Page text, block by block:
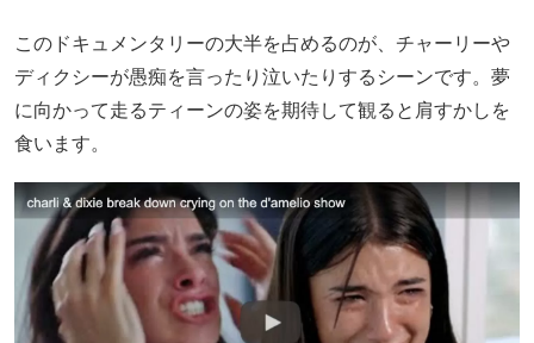
このドキュメンタリーの大半を占めるのが、チャーリーや
ディクシーが愚痴を言ったり泣いたりするシーンです。夢
に向かって走るティーンの姿を期待して観ると肩すかしを
食います。